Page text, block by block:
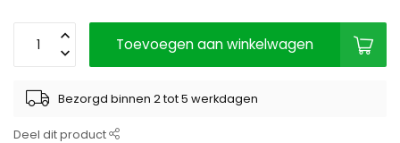
Toevoegen aan winkelwagen
Bezorgd binnen 2 tot 5 werkdagen
Deel dit product